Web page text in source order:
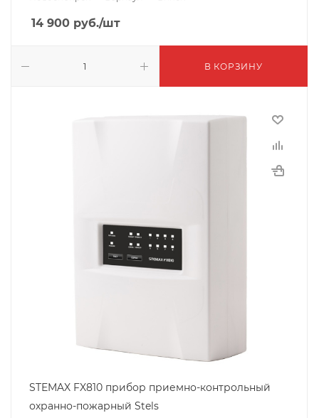
14 900 руб./шт
В КОРЗИНУ
STEMAX FX810 прибор приемно-контрольный
охранно-пожарный Stels